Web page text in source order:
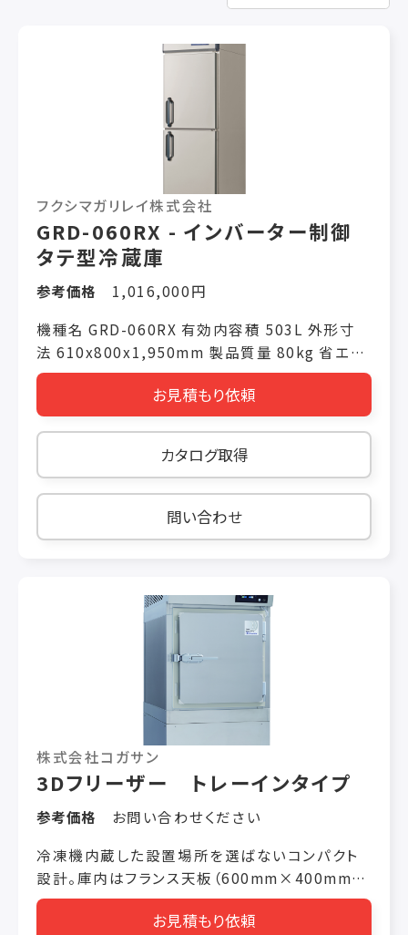
フクシマガリレイ株式会社
GRD-060RX - インバーター制御
タテ型冷蔵庫
参考価格
1,016,000円
機種名 GRD-060RX 有効内容積 503L 外形寸
法 610x800x1,950mm 製品質量 80kg 省エネ
基準達成率 トップランナー対象外機器 年間消費
(50/60Hz) 145W/145W 霜取り時消費電力
(50/60Hz) 231W/231W 冷媒(冷蔵室/冷凍室)
お見積もり依頼
カタログ取得
問い合わせ
株式会社コガサン
3Dフリーザー トレーインタイプ
参考価格
お問い合わせください
冷凍機内蔵した設置場所を選ばないコンパクト
設計。庫内はフランス天板（600mm×400mm）
を基本サイズに、トレー棚は標準8段（75mmピッ
チ）から12段（50mmピッチ）と自由に可変できま
お見積もり依頼